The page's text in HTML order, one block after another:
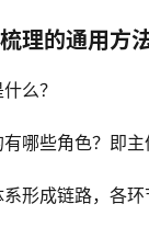
理的通用方
么？
哪些角色？即主
形成链路，各环